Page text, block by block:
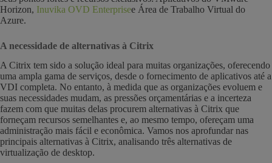
Horizon, Inuvika OVD Enterprisee Área de Trabalho Virtual do
Azure.
A necessidade de alternativas à Citrix
A Citrix tem sido a solução ideal para muitas organizações, oferecendo
uma ampla gama de serviços, desde o fornecimento de aplicativos até a
VDI completa. No entanto, à medida que as organizações evoluem e
suas necessidades mudam, as pressões orçamentárias e a incerteza
fazem com que muitas delas procurem alternativas à Citrix que
forneçam recursos semelhantes e, ao mesmo tempo, ofereçam uma
administração mais fácil e econômica. Vamos nos aprofundar nas
principais alternativas à Citrix, analisando três alternativas de
virtualização de desktop.